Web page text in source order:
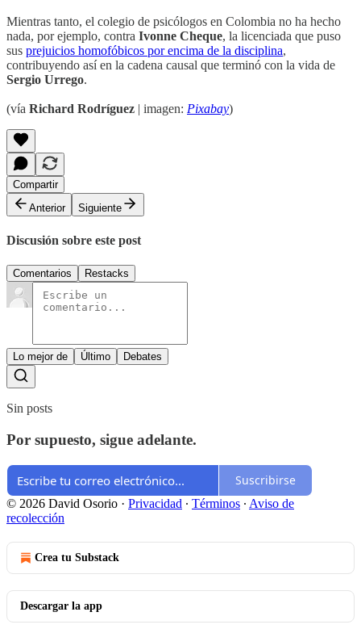
Mientras tanto, el colegio de psicólogos en Colombia no ha hecho
nada, por ejemplo, contra Ivonne Cheque, la licenciada que puso
sus prejuicios homofóbicos por encima de la disciplina,
contribuyendo así en la cadena causal que terminó con la vida de
Sergio Urrego.
(vía Richard Rodríguez | imagen: Pixabay)
Compartir
Anterior
Siguiente
Discusión sobre este post
Comentarios Restacks
Lo mejor de Último Debates
Sin posts
Por supuesto, sigue adelante.
Suscribirse
© 2026 David Osorio · Privacidad ∙ Términos ∙ Aviso de
recolección
Crea tu Substack
Descargar la app